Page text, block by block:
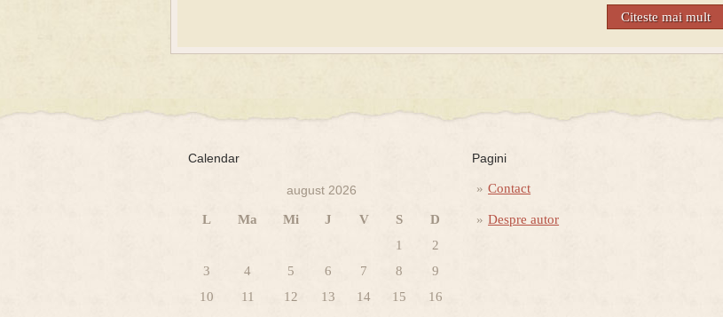
Citeste mai mult
Calendar
august 2026
L Ma Mi J V S
D
1
2
3
4 5 6 7 8
9
10
11 12 13 14 15
16
Pagini
Contact
Despre autor